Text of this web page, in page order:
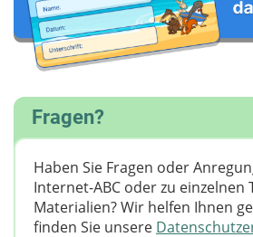
Fragen?
Haben Sie Fragen oder
Internet-ABC oder zu einzelnen
Materialien? Wir helfen Ihnen
finden Sie unsere